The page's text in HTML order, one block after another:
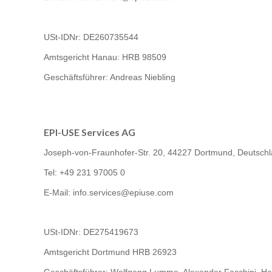
USt-IDNr: DE260735544
Amtsgericht Hanau: HRB 98509
Geschäftsführer: Andreas Niebling
EPI-USE Services AG
Joseph-von-Fraunhofer-Str. 20, 44227 Dortmund,
Tel: +49 231 97005 0
E-Mail: info.services@epiuse.com
USt-IDNr: DE275419673
Amtsgericht Dortmund HRB 26923